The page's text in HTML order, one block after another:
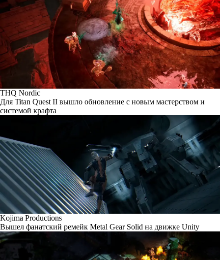
THQ Nordic
Для Titan Quest II вышло обновление с новым мастерством и
системой крафта
Kojima Productions
Вышел фанатский ремейк Metal Gear Solid на движке Unity